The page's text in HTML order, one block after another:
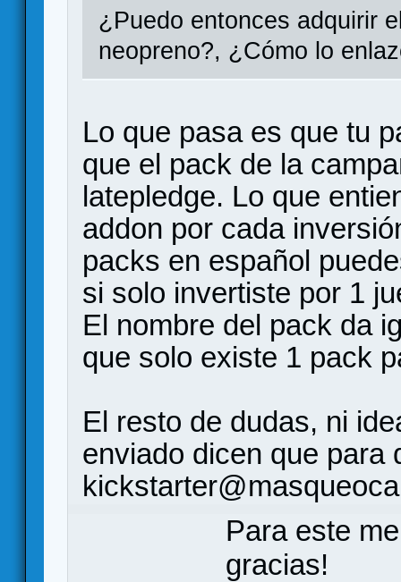
¿Puedo entonces adquirir
neopreno?, ¿Cómo lo
Lo que pasa es que tu
que el pack de la
latepledge. Lo que
addon por cada
packs en español
si solo invertiste por 1
El nombre del pack da
que solo existe 1 pack
El resto de dudas, ni
enviado dicen que para
Para este
gracias!